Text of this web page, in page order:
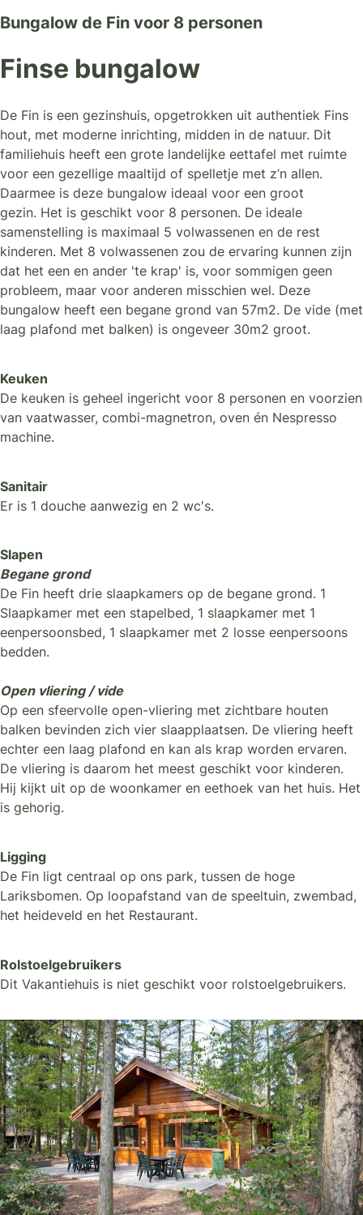
Bungalow de Fin voor 8 personen
Finse bungalow
De Fin is een gezinshuis, opgetrokken uit authentiek Fins
hout, met moderne inrichting, midden in de natuur. Dit
familiehuis heeft een grote landelijke eettafel met ruimte
voor een gezellige maaltijd of spelletje met z’n allen.
Daarmee is deze bungalow ideaal voor een groot
gezin. Het is geschikt voor 8 personen. De ideale
samenstelling is maximaal 5 volwassenen en de rest
kinderen. Met 8 volwassenen zou de ervaring kunnen zijn
dat het een en ander 'te krap' is, voor sommigen geen
probleem, maar voor anderen misschien wel. Deze
bungalow heeft een begane grond van 57m2. De vide (met
laag plafond met balken) is ongeveer 30m2 groot.
Keuken
De keuken is geheel ingericht voor 8 personen en voorzien
van vaatwasser, combi-magnetron, oven én Nespresso
machine.
Sanitair
Er is 1 douche aanwezig en 2 wc's.
Slapen
Begane grond
De Fin heeft drie slaapkamers op de begane grond. 1
Slaapkamer met een stapelbed, 1 slaapkamer met 1
eenpersoonsbed, 1 slaapkamer met 2 losse eenpersoons
bedden.
Open vliering / vide
Op een sfeervolle open-vliering met zichtbare houten
balken bevinden zich vier slaapplaatsen. De vliering heeft
echter een laag plafond en kan als krap worden ervaren.
De vliering is daarom het meest geschikt voor kinderen.
Hij kijkt uit op de woonkamer en eethoek van het huis. Het
is gehorig.
Ligging
De Fin ligt centraal op ons park, tussen de hoge
Lariksbomen. Op loopafstand van de speeltuin, zwembad,
het heideveld en het Restaurant.
Rolstoelgebruikers
Dit Vakantiehuis is niet geschikt voor rolstoelgebruikers.